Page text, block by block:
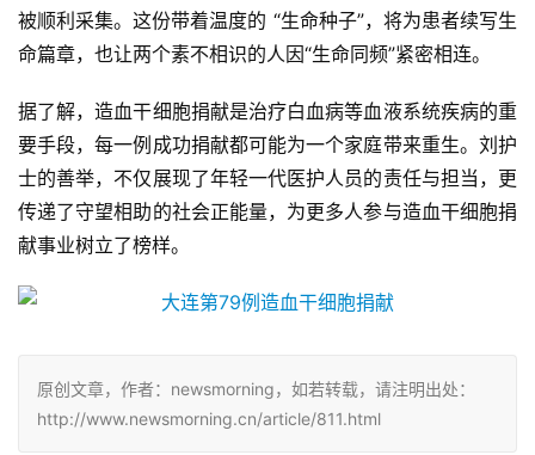
被顺利采集。这份带着温度的 “生命种子”，将为患者续写生
命篇章，也让两个素不相识的人因“生命同频”紧密相连。
据了解，造血干细胞捐献是治疗白血病等血液系统疾病的重
要手段，每一例成功捐献都可能为一个家庭带来重生。刘护
士的善举，不仅展现了年轻一代医护人员的责任与担当，更
传递了守望相助的社会正能量，为更多人参与造血干细胞捐
献事业树立了榜样。
原创文章，作者：newsmorning，如若转载，请注明出处：
http://www.newsmorning.cn/article/811.html